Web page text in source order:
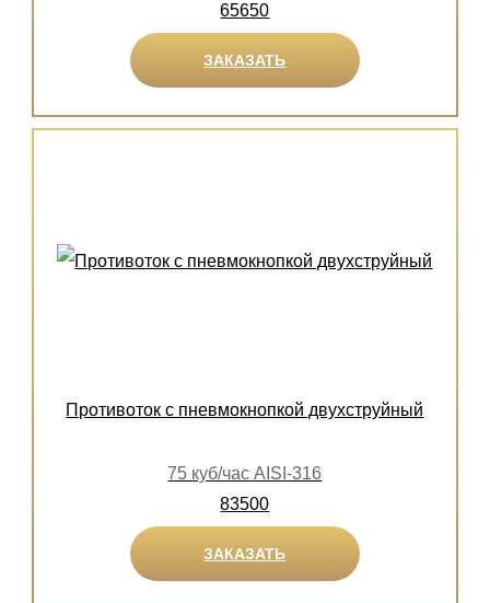
65650
ЗАКАЗАТЬ
Противоток с пневмокнопкой двухструйный
75 куб/час AISI-316
83500
ЗАКАЗАТЬ